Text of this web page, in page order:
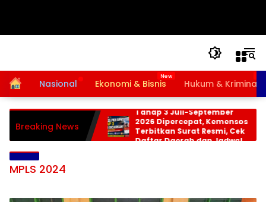
HomeNasional Ekonomi & Bisnis Hukum & Kriminal
Breaking News
Bansos PKH dan BPNT
Tahap 3 Juli-September
2026 Dipercepat, Kemensos
Terbitkan Surat Resmi, Cek
Daftar Daerah dan Jadwal
MPLS 2024